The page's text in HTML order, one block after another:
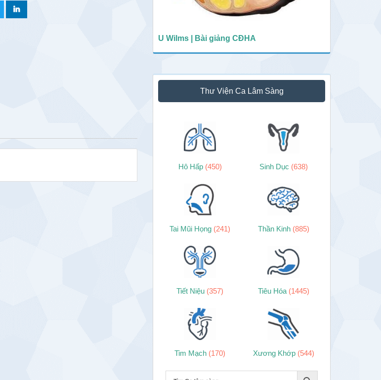
U Wilms | Bài giảng CĐHA
Thư Viện Ca Lâm Sàng
Hô Hấp (450) Sinh Dục (638)
Tai Mũi Họng (241) Thần Kinh (885)
Tiết Niệu (357) Tiêu Hóa (1445)
Tim Mạch (170) Xương Khớp (544)